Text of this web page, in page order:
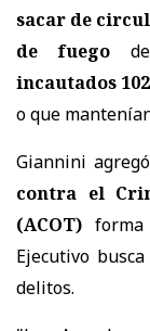
sacar de
de fuego
incautados
o que
Giannini
contra el
(ACOT)
Ejecutivo
delitos.